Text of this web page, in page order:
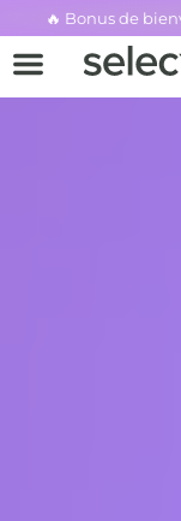
🔥 Bonus de
Rachat cartouche